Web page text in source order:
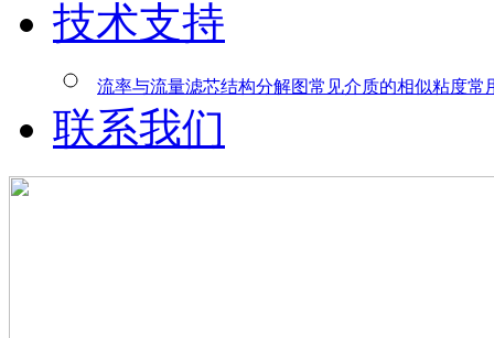
技术支持
流率与流量滤芯结构分解图常见介质的相似粘度常
联系我们